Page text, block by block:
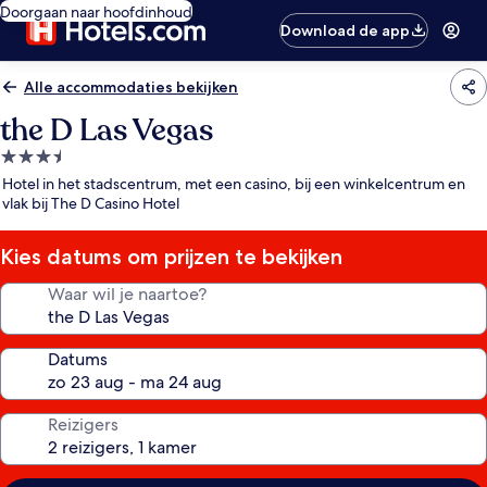
Doorgaan naar hoofdinhoud
Download de app
Alle accommodaties bekijken
the D Las Vegas
3.5-
sterrenaccommodatie
Hotel in het stadscentrum, met een casino, bij een winkelcentrum en
vlak bij The D Casino Hotel
Kies datums om prijzen te bekijken
Waar wil je naartoe?
Datums
Reizigers